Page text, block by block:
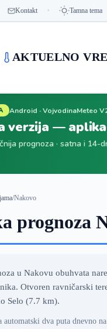
Kontakt Tamna tema
AKTUELNO
Android · VojvodinaMeteo
verzija —
prognoza · satna i 14-
/Nakovo
prognoza
u Nakovu obuhvata
Otvoren ravničarski
Selo (7.7 km).
automatski dva puta dnevno